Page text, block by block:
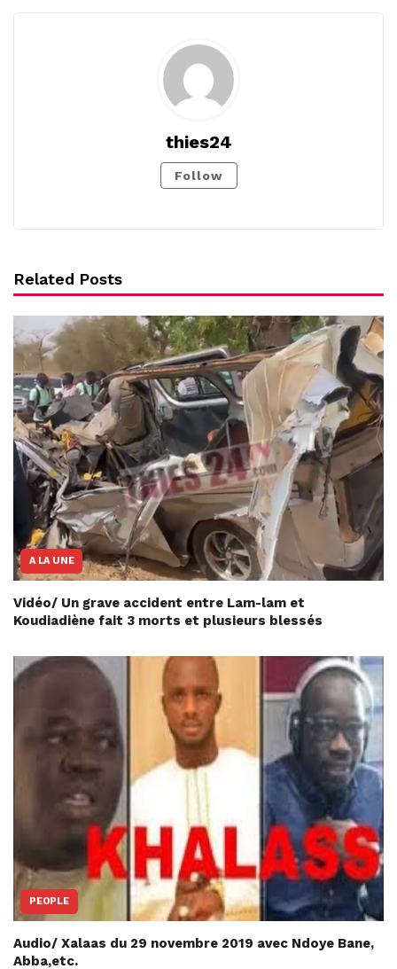
thies24
Follow
Related Posts
A LA UNE
Vidéo/ Un grave accident entre Lam-lam et
Koudiadiène fait 3 morts et plusieurs blessés
PEOPLE
Audio/ Xalaas du 29 novembre 2019 avec Ndoye Bane,
Abba,etc.